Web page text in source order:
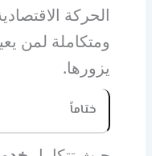
الحركة
ومتكاملة لمن
يزورها.
ختاماً